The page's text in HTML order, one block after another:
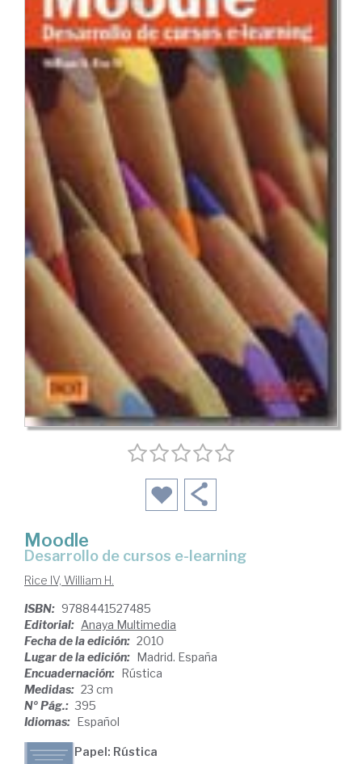
Moodle
desarrollo de cursos e-learning
Rice IV, William H.
ISBN: 9788441527485
Editorial: Anaya Multimedia
Fecha de la edición: 2010
Lugar de la edición: Madrid. España
Encuadernación: Rústica
Medidas: 23 cm
Nº Pág.: 395
Idiomas: Español
Papel: Rústica